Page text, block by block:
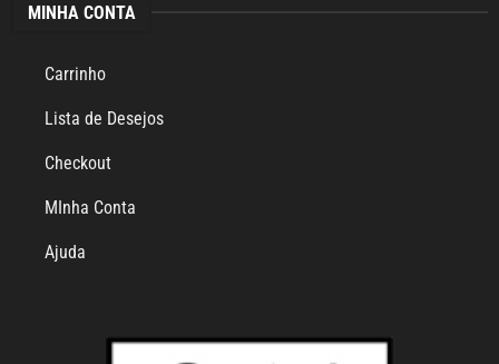
MINHA CONTA
Carrinho
Lista de Desejos
Checkout
MInha Conta
Ajuda